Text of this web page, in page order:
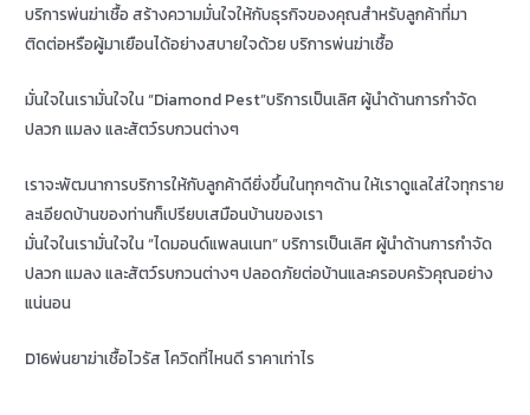
บริการพ่นฆ่าเชื้อ สร้างความมั่นใจให้กับธุรกิจของคุณสำหรับลูกค้าที่มา
ติดต่อหรือผู้มาเยือนได้อย่างสบายใจด้วย บริการพ่นฆ่าเชื้อ
มั่นใจในเรามั่นใจใน “Diamond Pest”บริการเป็นเลิศ ผู้นำด้านการกำจัด
ปลวก แมลง และสัตว์รบกวนต่างๆ
เราจะพัฒนาการบริการให้กับลูกค้าดียิ่งขึ้นในทุกๆด้าน ให้เราดูแลใส่ใจทุกราย
ละเอียดบ้านของท่านก็เปรียบเสมือนบ้านของเรา
มั่นใจในเรามั่นใจใน “ไดมอนด์แพลนเนท” บริการเป็นเลิศ ผู้นำด้านการกำจัด
ปลวก แมลง และสัตว์รบกวนต่างๆ ปลอดภัยต่อบ้านและครอบครัวคุณอย่าง
แน่นอน
D16พ่นยาฆ่าเชื้อไวรัส โควิดที่ไหนดี ราคาเท่าไร